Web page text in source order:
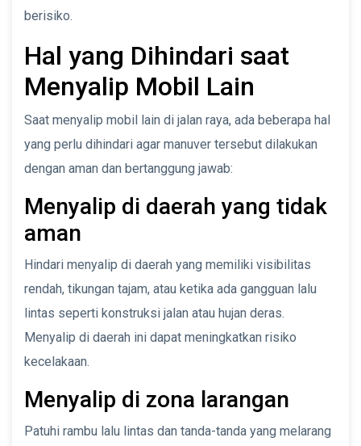
berisiko.
Hal yang Dihindari saat
Menyalip Mobil Lain
Saat menyalip mobil lain di jalan raya, ada beberapa hal
yang perlu dihindari agar manuver tersebut dilakukan
dengan aman dan bertanggung jawab:
Menyalip di daerah yang tidak
aman
Hindari menyalip di daerah yang memiliki visibilitas
rendah, tikungan tajam, atau ketika ada gangguan lalu
lintas seperti konstruksi jalan atau hujan deras.
Menyalip di daerah ini dapat meningkatkan risiko
kecelakaan.
Menyalip di zona larangan
Patuhi rambu lalu lintas dan tanda-tanda yang melarang